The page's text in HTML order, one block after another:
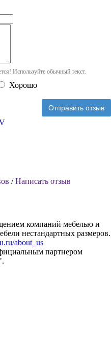
Используйте обычный текст.
Хорошо
Отправить отзыв
/Написать отзыв
компаний мебелью и
нестандартных размеров.
about_us
партнером